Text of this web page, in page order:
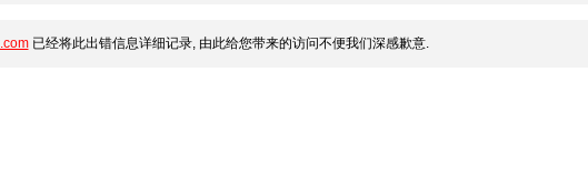
已经将此出错信息详细记录, 由此给您带来的访问不便我们深感歉意.